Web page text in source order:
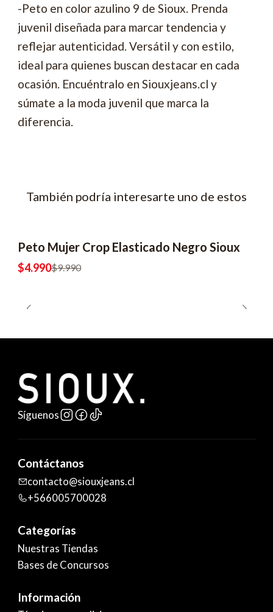
-Peto en color azulino 9 de Sioux. Prenda
juvenil diseñada para marcar tendencia y
reflejar autenticidad. Versátil y con estilo,
ideal para quienes buscan destacar en cada
ocasión. Encuéntralo en Siouxjeans.cl y
súmate a la moda juvenil que marca la
diferencia.
También podría interesarte uno de estos
-50% OFF
2x6990
Peto Mujer Crop Elasticado Negro Sioux
$4.990$9.990
Síguenos
Contáctanos
contacto@siouxjeans.cl
+566005700028
Categorías
Nuestras Tiendas
Bases de Concursos
Información